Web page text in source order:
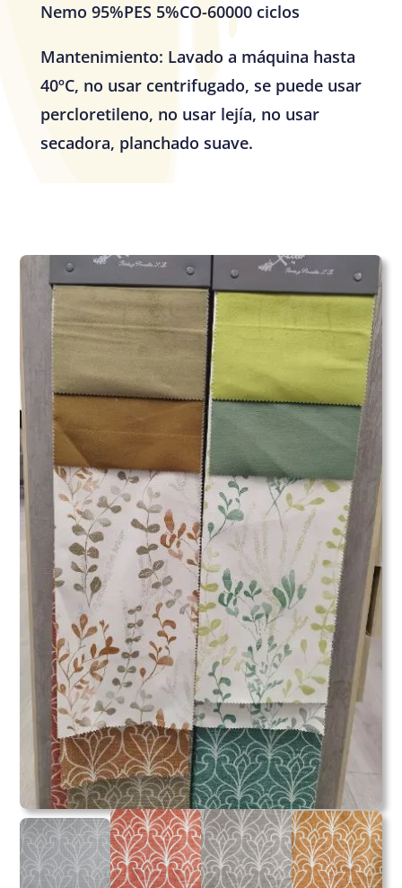
Nemo 95%PES 5%CO-60000 ciclos
Mantenimiento: Lavado a máquina hasta
40ºC, no usar centrifugado, se puede usar
percloretileno, no usar lejía, no usar
secadora, planchado suave.